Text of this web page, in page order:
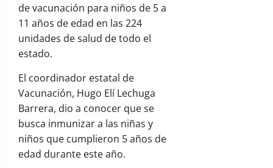
de vacunación para niños de 5 a
11 años de edad en las 224
unidades de salud de todo el
estado.
El coordinador estatal de
Vacunación, Hugo Elí Lechuga
Barrera, dio a conocer que se
busca inmunizar a las niñas y
niños que cumplieron 5 años de
edad durante este año.